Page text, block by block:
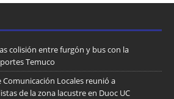
colisión entre furgón y bus con la
Temuco
Locales reunió a
de la zona lacustre en Duoc UC